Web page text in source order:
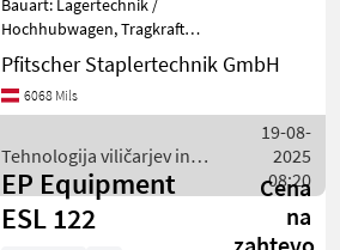
Bauart: Lagertechnik /
Hochhubwagen, Tragkraft:
1200kg, Hubhöhe: 2715mm,
Bauhöhe: 1956mm,
Gabellänge: 1150mm,
2025 24V 100Ah Zustand:
Neu
Pfitscher Staplertechnik GmbH
6068 Mils
Tehnologija viličarjev in
skladišča / EP Equipment
19-08-
2025
08:20
EP Equipment
ESL 122
Cena
na